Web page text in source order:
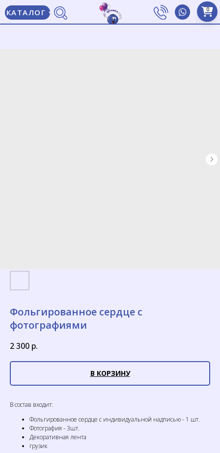
0
КАТАЛОГ
Фольгированное сердце с
фотографиями
2 300 р.
В КОРЗИНУ
В состав входит:
Фольгированное сердце с индивидуальной надписью - 1 шт.
Фотография - 3шт.
Декоративная лента
грузик